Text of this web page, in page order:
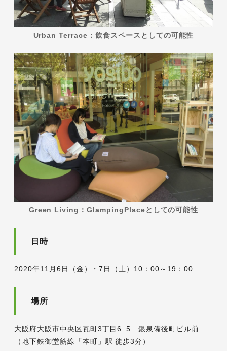
Urban Terrace：飲食スペースとしての可能性
Green Living：GlampingPlaceとしての可能性
日時
2020年11月6日（金）・7日（土）10：00～19：00
場所
大阪府大阪市中央区瓦町3丁目6−5 銀泉備後町ビル前
（地下鉄御堂筋線「本町」駅 徒歩3分）